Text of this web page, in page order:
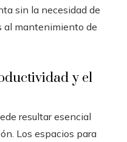
sin la necesidad de
al mantenimiento de
y el
resultar esencial
Los espacios para